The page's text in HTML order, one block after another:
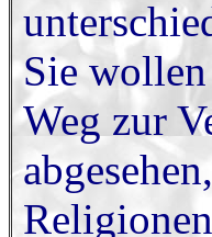
Sie wollen
Weg zur